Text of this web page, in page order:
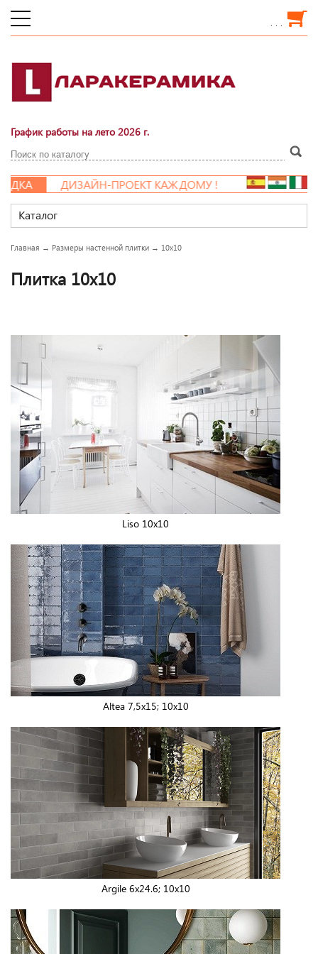
. . .
График работы на лето 2026 г.
ДИЗАЙН-ПРОЕКТ КАЖДОМУ !
Каталог
Главная → Размеры настенной плитки → 10x10
Плитка 10x10
Liso 10x10
Altea 7,5x15; 10x10
Argile 6x24.6; 10x10